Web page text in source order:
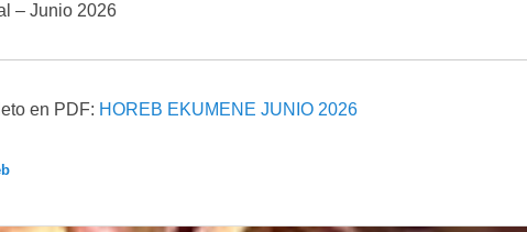
– Junio 2026
en PDF: HOREB EKUMENE JUNIO 2026